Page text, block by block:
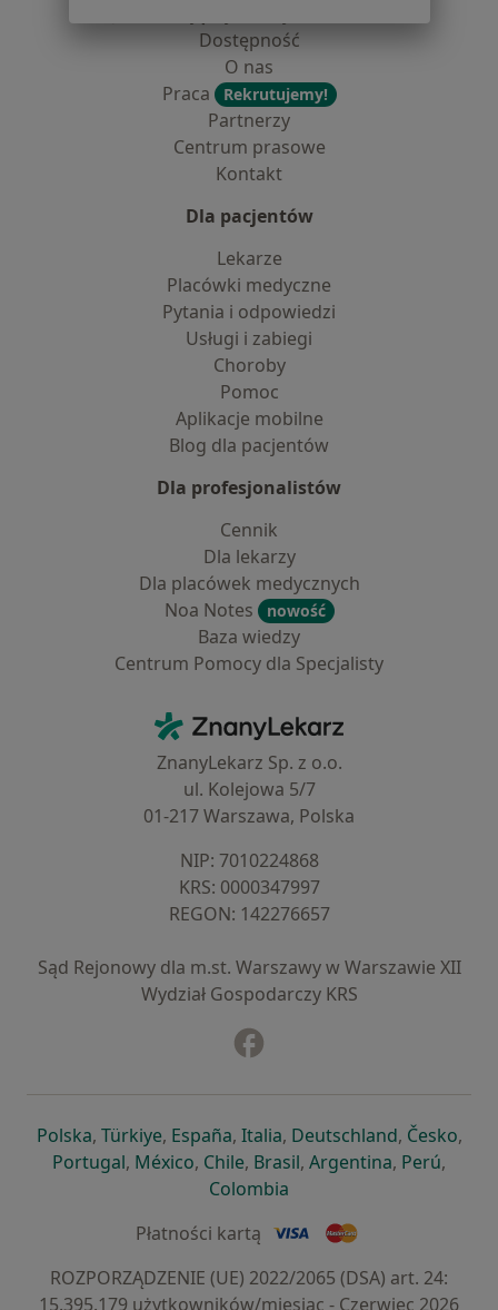
Dostępność
O nas
Praca
Rekrutujemy!
Partnerzy
Centrum prasowe
Kontakt
Dla pacjentów
Lekarze
Placówki medyczne
Pytania i odpowiedzi
Usługi i zabiegi
Choroby
Pomoc
Aplikacje mobilne
Blog dla pacjentów
Dla profesjonalistów
Cennik
Dla lekarzy
Dla placówek medycznych
Noa Notes
nowość
Baza wiedzy
Centrum Pomocy dla Specjalisty
ZnanyLekarz - Strona główna
ZnanyLekarz Sp. z o.o.
ul. Kolejowa 5/7
01-217 Warszawa, Polska
NIP: ⁠7010224868
KRS: ⁠0000347997
REGON: ⁠142276657
Sąd Rejonowy dla m.st. Warszawy w Warszawie XII
Wydział Gospodarczy KRS
Polskaotwiera się w nowej karcie
, Türkiyeotwiera się w nowej karcie
, Españaotwiera się w nowej karcie
, Italiaotwiera się w nowej
, Deutschlandotwiera się
, Česko,
Portugalotwiera się w nowej karcie
, Méxicootwiera się w nowej karcie
, Chileotwiera się w nowej karcie
, Brasilotwiera się w nowej
, Argentinaotwiera się
, Perú,
Colombia
Płatności kartą
ROZPORZĄDZENIE (UE) 2022/2065 (DSA) art. 24:
15.395.179 użytkowników/miesiąc - Czerwiec 2026